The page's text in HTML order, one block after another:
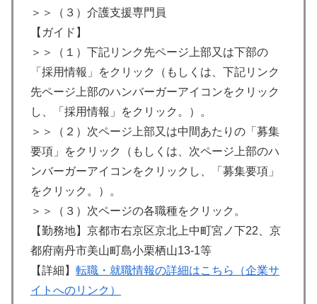
＞＞（３）介護支援専門員
【ガイド】
＞＞（１）下記リンク先ページ上部又は下部の
「採用情報」をクリック（もしくは、下記リンク
先ページ上部のハンバーガーアイコンをクリック
し、「採用情報」をクリック。）。
＞＞（２）次ページ上部又は中間あたりの「募集
要項」をクリック（もしくは、次ページ上部のハ
ンバーガーアイコンをクリックし、「募集要項」
をクリック。）。
＞＞（３）次ページの各職種をクリック。
【勤務地】京都市右京区京北上中町宮ノ下22、京
都府南丹市美山町島小栗栖山13-1等
【詳細】 転職・就職情報の詳細はこちら（企業サ
イトへのリンク）